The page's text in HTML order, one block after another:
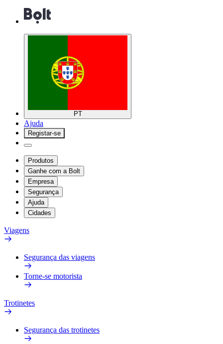
PT
Ajuda
Registar-se
Produtos
Ganhe com a Bolt
Empresa
Segurança
Ajuda
Cidades
Viagens
Segurança das viagens
Torne-se motorista
Trotinetes
Segurança das trotinetes